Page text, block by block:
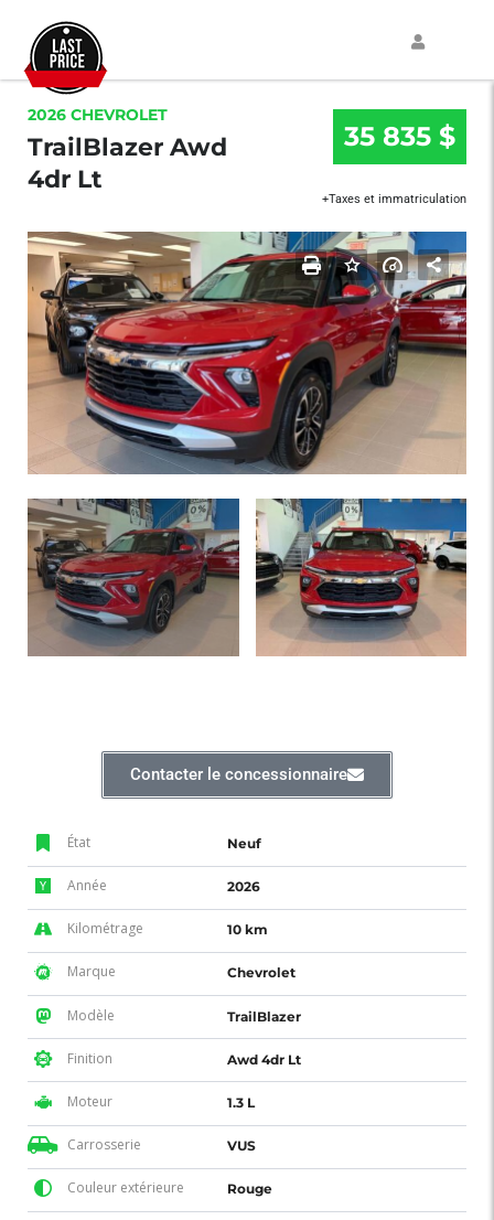
2026 CHEVROLET
TrailBlazer Awd
4dr Lt
35 835 $
+Taxes et immatriculation
Contacter le concessionnaire
État Neuf
Année 2026
Kilométrage 10 km
Marque Chevrolet
Modèle TrailBlazer
Finition Awd 4dr Lt
Moteur 1.3 L
Carrosserie VUS
Couleur extérieure Rouge